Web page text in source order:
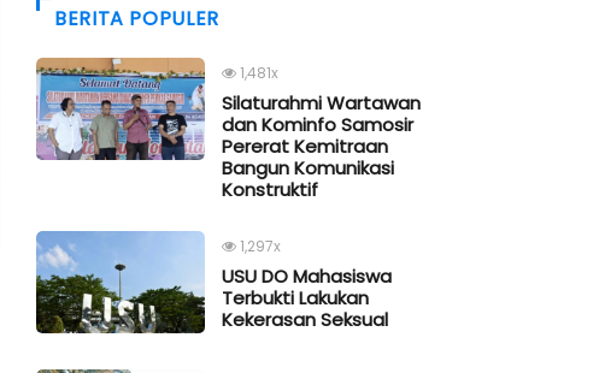
BERITA POPULER
1,481x
Silaturahmi Wartawan
dan Kominfo Samosir
Pererat Kemitraan
Bangun Komunikasi
Konstruktif
1,297x
USU DO Mahasiswa
Terbukti Lakukan
Kekerasan Seksual